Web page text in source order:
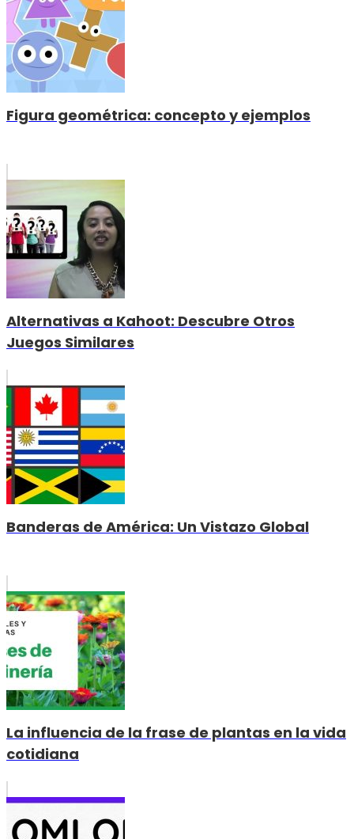
Figura geométrica: concepto y ejemplos
Alternativas a Kahoot: Descubre Otros
Juegos Similares
Banderas de América: Un Vistazo Global
La influencia de la frase de plantas en la vida
cotidiana